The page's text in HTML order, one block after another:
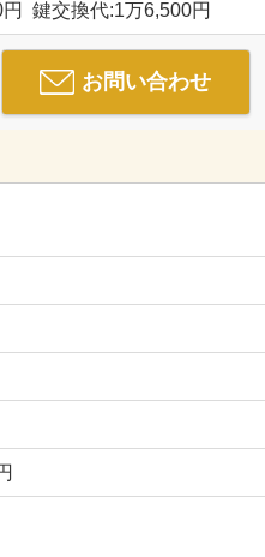
鍵交換代:1万6,500円
お問い合わせ